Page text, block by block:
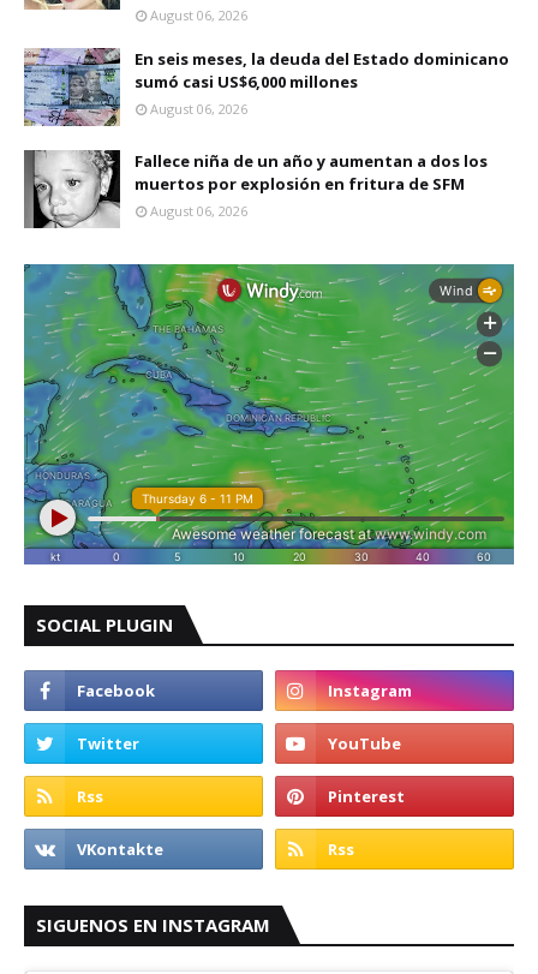
August 06, 2026
En seis meses, la deuda del Estado dominicano
sumó casi US$6,000 millones
August 06, 2026
Fallece niña de un año y aumentan a dos los
muertos por explosión en fritura de SFM
August 06, 2026
SOCIAL PLUGIN
SIGUENOS EN INSTAGRAM